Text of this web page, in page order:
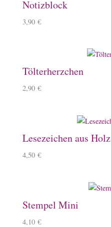
Notizblock
3,90 €
Tölterherzchen
2,90 €
Lesezeichen aus Holz
4,50 €
Stempel Mini
4,10 €